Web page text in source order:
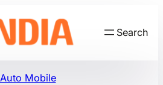
Search
Auto Mobile